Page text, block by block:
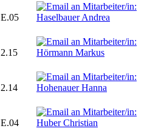
E.05
2.15
2.14
E.04